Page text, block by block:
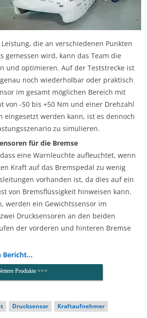
die an verschiedenen Punkten
gemessen wird, kann das Team die
und optimieren. Auf der Teststrecke ist
noch wiederholbar oder praktisch
im gesamt möglichen Bereich mit
von -50 bis +50 Nm und einer Drehzahl
eingesetzt werden kann, ist es dennoch
zu simulieren.
für die Bremse
eine Warnleuchte aufleuchtet, wenn
Kraft auf das Bremspedal zu wenig
vorhanden ist, da dies auf ein
von Bremsflüssigkeit hinweisen kann.
werden ein Gewichtssensor im
Drucksensoren an den beiden
der vorderen und hinteren Bremse
Bericht…
Produkte >>>
Drucksensor
Kraftaufnehmer